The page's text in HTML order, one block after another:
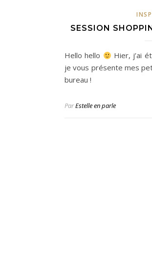
SESSION
Hello hello
Hier, j’ai
je vous présente mes
bureau !
ParEstelle en parle